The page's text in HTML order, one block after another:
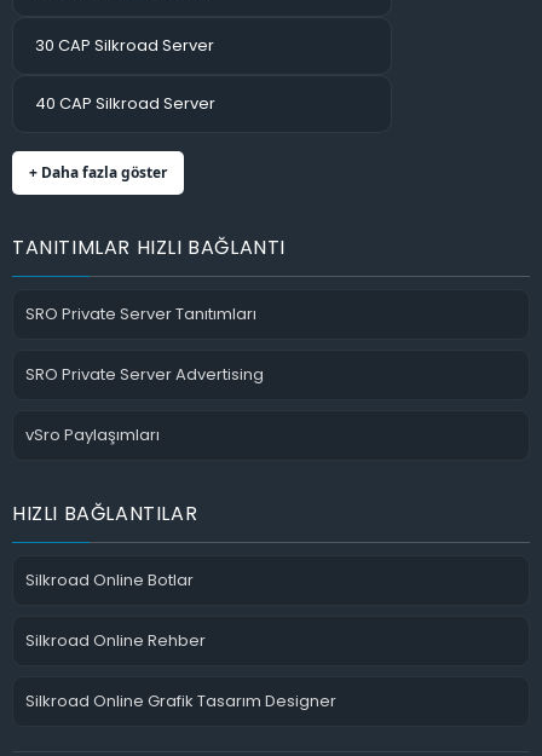
30 CAP Silkroad Server
40 CAP Silkroad Server
+ Daha fazla göster
TANITIMLAR HIZLI BAĞLANTI
SRO Private Server Tanıtımları
SRO Private Server Advertising
vSro Paylaşımları
HIZLI BAĞLANTILAR
Silkroad Online Botlar
Silkroad Online Rehber
Silkroad Online Grafik Tasarım Designer